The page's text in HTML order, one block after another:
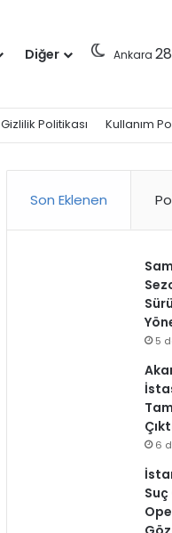
Diğer Ankara 28
Gizlilik Politikası Kullanım
Son Eklenen
5
6